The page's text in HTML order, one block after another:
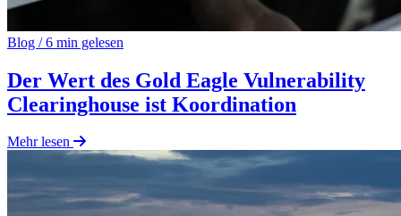
Blog /6 min gelesen
Der Wert des Gold Eagle Vulnerability
Clearinghouse ist Koordination
Mehr lesen